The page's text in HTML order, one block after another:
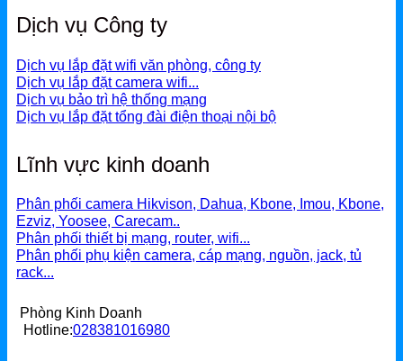
Dịch vụ Công ty
Dịch vụ lắp đặt wifi văn phòng, công ty
Dịch vụ lắp đặt camera wifi...
Dịch vụ bảo trì hệ thống mạng
Dịch vụ lắp đặt tổng đài điện thoại nội bộ
Lĩnh vực kinh doanh
Phân phối camera Hikvison, Dahua, Kbone, Imou, Kbone,
Ezviz, Yoosee, Carecam..
Phân phối thiết bị mạng, router, wifi...
Phân phối phụ kiện camera, cáp mạng, nguồn, jack, tủ
rack...
Phòng Kinh Doanh
Hotline:028381016980